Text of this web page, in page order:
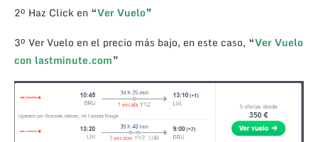
2º Haz Click en “Ver Vuelo”
3º Ver Vuelo en el precio más bajo, en este caso, “Ver Vuelo
con lastminute.com”